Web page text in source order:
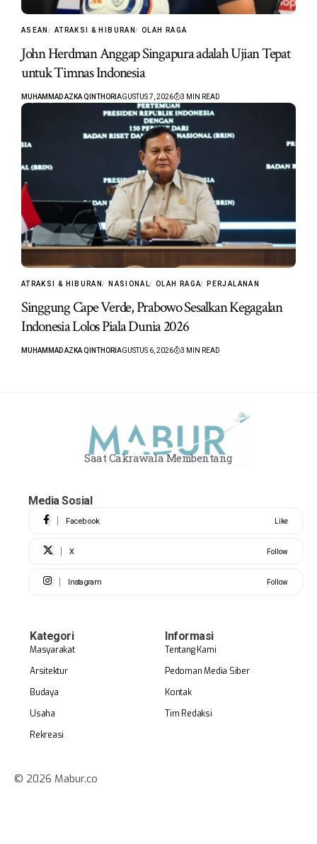
ASEAN ATRAKSI & HIBURAN OLAH RAGA
John Herdman Anggap Singapura adalah Ujian Tepat
untuk Timnas Indonesia
MUHAMMAD AZKA QINTHORI AGUSTUS 7, 2026 3 MIN READ
ATRAKSI & HIBURAN NASIONAL OLAH RAGA PERJALANAN
Singgung Cape Verde, Prabowo Sesalkan Kegagalan
Indonesia Lolos Piala Dunia 2026
MUHAMMAD AZKA QINTHORI AGUSTUS 6, 2026 3 MIN READ
Saat Cakrawala Membentang
Media Sosial
Facebook Like
X Follow
Instagram Follow
Kategori
Masyarakat
Arsitektur
Budaya
Usaha
Rekreasi
Informasi
Tentang Kami
Pedoman Media Siber
Kontak
Tim Redaksi
© 2026 Mabur.co